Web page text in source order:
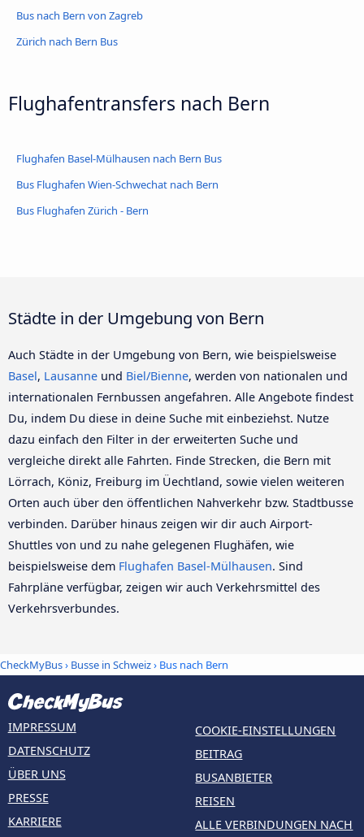
Bus nach Bern von Zagreb
Zürich nach Bern Bus
Flughafentransfers nach Bern
Flughafen Basel-Mülhausen nach Bern Bus
Bus Flughafen Wien-Schwechat nach Bern
Bus Flughafen Zürich - Bern
Städte in der Umgebung von Bern
Auch Städte in der Umgebung von Bern, wie beispielsweise
Basel, Lausanne und Biel/Bienne, werden von nationalen und
internationalen Fernbussen angefahren. Alle Angebote findest
Du, indem Du diese in deine Suche mit einbeziehst. Nutze
dazu einfach den Filter in der erweiterten Suche und
vergleiche direkt alle Fahrten. Finde Strecken, die Bern mit
Lörrach, Köniz, Freiburg im Üechtland, sowie vielen weiteren
Orten auch über den öffentlichen Nahverkehr bzw. Stadtbusse
verbinden. Darüber hinaus zeigen wir dir auch Airport-
Shuttles von und zu nahe gelegenen Flughäfen, wie
beispielsweise dem Flughafen Basel-Mülhausen. Sind
Fahrpläne verfügbar, zeigen wir auch Verkehrsmittel des
Verkehrsverbundes.
CheckMyBus› Busse in Schweiz› Bus nach Bern
IMPRESSUM
DATENSCHUTZ
ÜBER UNS
PRESSE
KARRIERE
COOKIE-EINSTELLUNGEN
BEITRAG
BUSANBIETER
REISEN
ALLE VERBINDUNGEN NACH